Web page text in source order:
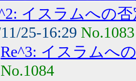
イスラムへの
25-16:29 No.1083
Re^3: イスラムへ
No.1084